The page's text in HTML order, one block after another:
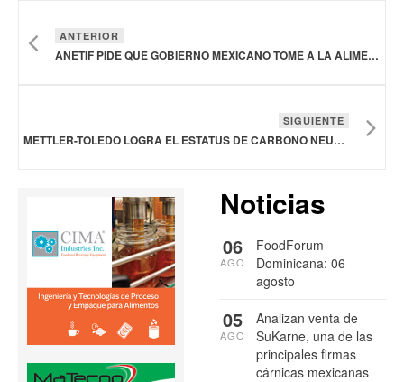
ANTERIOR
ANETIF PIDE QUE GOBIERNO MEXICANO TOME A LA ALIMENTACIÓN COMO UNA CUESTIÓN DE SEGURIDAD NACIONAL
SIGUIENTE
METTLER-TOLEDO LOGRA EL ESTATUS DE CARBONO NEUTRAL POR QUINTO AÑO Y ESTABLECE NUEVOS OBJETIVOS DE SOSTENIBILIDAD
Noticias
FoodForum
Dominicana: 06
agosto
06
AGO
Analizan venta de
SuKarne, una de las
principales firmas
cárnicas mexicanas
05
AGO